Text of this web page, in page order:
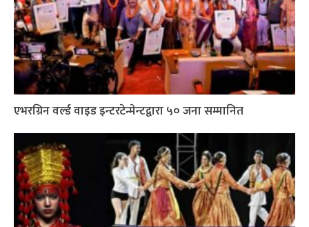
एभरग्रिन वर्ल्ड वाइड इन्टरटेन्मेन्टद्वारा ५० जना सम्मानित